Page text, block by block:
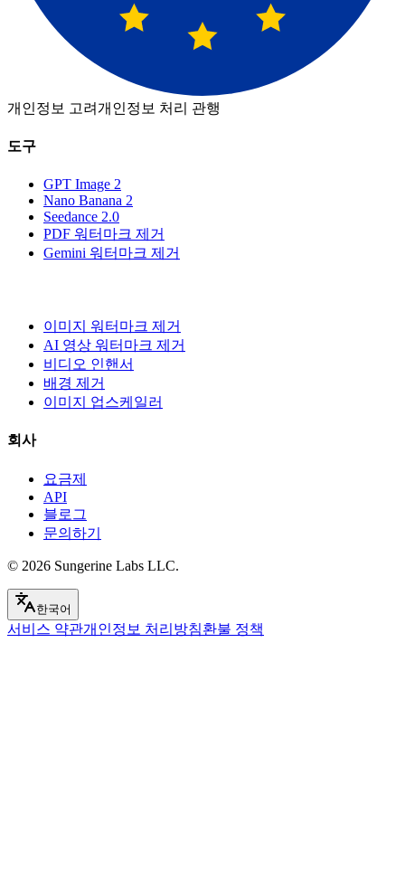
개인정보 고려개인정보 처리 관행
도구
GPT Image 2
Nano Banana 2
Seedance 2.0
PDF 워터마크 제거
Gemini 워터마크 제거
이미지 워터마크 제거
AI 영상 워터마크 제거
비디오 인핸서
배경 제거
이미지 업스케일러
회사
요금제
API
블로그
문의하기
© 2026 Sungerine Labs LLC.
한국어
서비스 약관개인정보 처리방침환불 정책